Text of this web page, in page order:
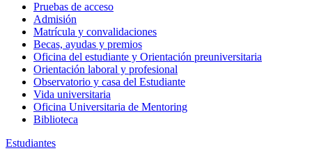
Pruebas de acceso
Admisión
Matrícula y convalidaciones
Becas, ayudas y premios
Oficina del estudiante y Orientación preuniversitaria
Orientación laboral y profesional
Observatorio y casa del Estudiante
Vida universitaria
Oficina Universitaria de Mentoring
Biblioteca
Estudiantes